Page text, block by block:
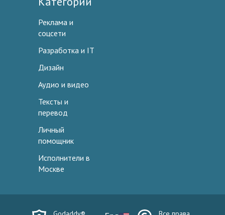
Реклама и
соцсети
Разработка и IT
Дизайн
Аудио и видео
Тексты и
перевод
Личный
помощник
Исполнители в
Москве